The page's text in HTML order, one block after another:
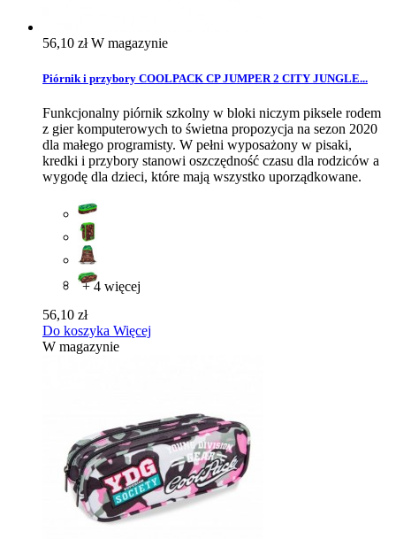
56,10 złW magazynie
Piórnik i przybory COOLPACK CP JUMPER 2 CITY JUNGLE...
Funkcjonalny piórnik szkolny w bloki niczym piksele rodem
z gier komputerowych to świetna propozycja na sezon 2020
dla małego programisty. W pełni wyposażony w pisaki,
kredki i przybory stanowi oszczędność czasu dla rodziców a
wygodę dla dzieci, które mają wszystko uporządkowane.
+ 4 więcej
56,10 zł
Do koszyka Więcej
W magazynie